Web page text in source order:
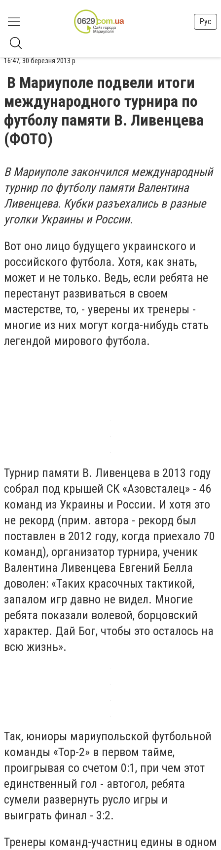
Рус
16:47, 30 березня 2013 р.
В Мариуполе подвели итоги
международного турнира по
футболу памяти В. Ливенцева
(ФОТО)
В Мариуполе закончился международный
турнир по футболу памяти Валентина
Ливенцева. Кубки разъехались в разные
уголки Украины и России.
Вот оно лицо будущего украинского и
российского футбола. Хотя, как знать,
может и не только. Ведь, если ребята не
перестанут развиваться в своем
мастерстве, то, - уверены их тренеры -
многие из них могут когда-нибудь стать
легендой мирового футбола.
Турнир памяти В. Ливенцева в 2013 году
собрал под крышей СК «Азовсталец» - 46
команд из Украины и России. И хотя это
не рекорд (прим. автора - рекорд был
поставлен в 2012 году, когда приехало 70
команд), организатор турнира, ученик
Валентина Ливенцева Евгений Белла
доволен: «Таких красочных тактикой,
запалом игр давно не видел. Многие
ребята показали волевой, борцовский
характер. Дай Бог, чтобы это осталось на
всю жизнь».
Так, юниоры мариупольской футбольной
команды «Тор-2» в первом тайме,
проигрывая со счетом 0:1, при чем этот
единственный гол - автогол, ребята
сумели развернуть русло игры и
выиграть финал - 3:2.
Тренеры команд-участниц едины в одном